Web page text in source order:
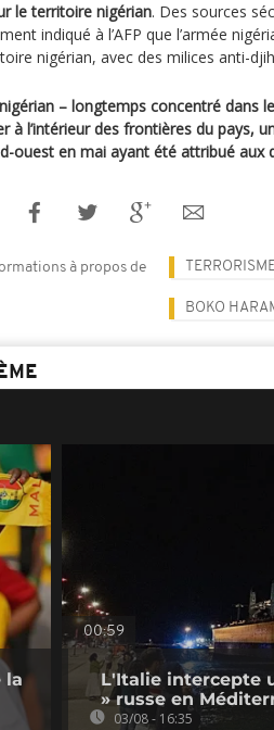
le territoire nigérian. Des sources
indiqué à l’AFP que l’armée
nigérian, avec des milices anti-
– longtemps concentré dans
à l’intérieur des frontières du pays,
ouest en mai ayant été attribué aux
à propos de
BOKO
la
00:59
L'Italie intercepte
» russe en
03/08 - 16:35